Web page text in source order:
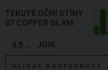
TEKUTÉ OČNÍ STÍNY
07 COPPER GLAM
JOIK
HLÍDAT DOSTUPNOST